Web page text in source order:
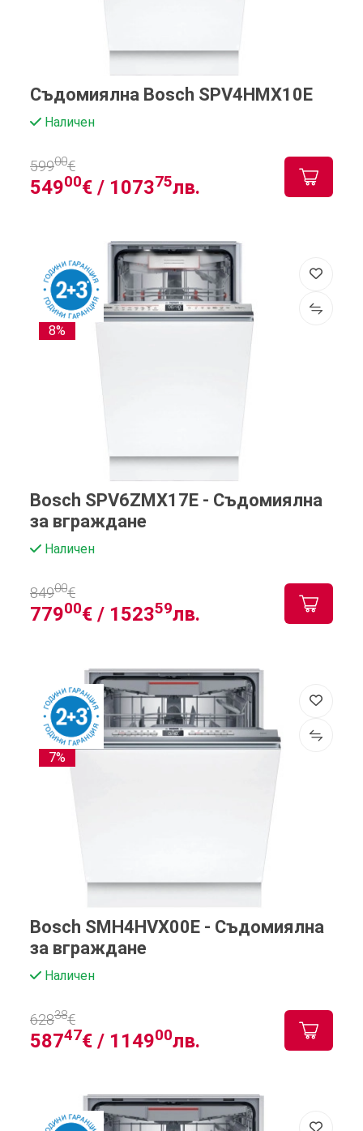
Съдомиялна Bosch SPV4HMX10E
Наличен
54900€ / 107375лв.
59900€
8%
Bosch SPV6ZMX17E - Съдомиялна
за вграждане
Наличен
77900€ / 152359лв.
84900€
7%
Bosch SMH4HVX00E - Съдомиялна
за вграждане
Наличен
58747€ / 114900лв.
62838€